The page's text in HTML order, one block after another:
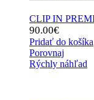
CLIP IN
90.00€
Pridať do košíka
Porovnaj
Rýchly náhľad